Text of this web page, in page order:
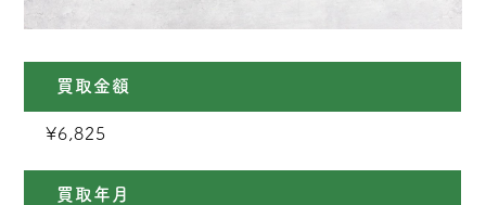
買取金額
¥6,825
買取年月